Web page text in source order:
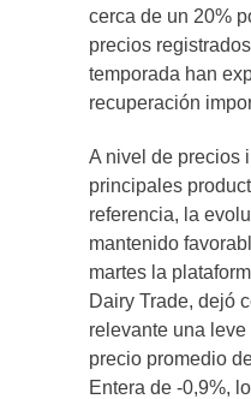
cerca de un 20%
precios
temporada han
recuperación
A nivel de precios
principales
referencia, la
mantenido
martes la
Dairy Trade, dejó
relevante una
precio promedio
Entera de -0,9%,